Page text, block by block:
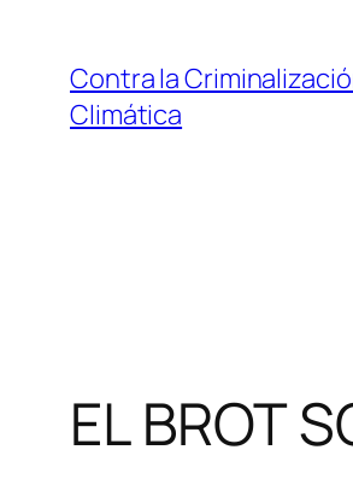
contenido
Contra la
Climática
EL BROT